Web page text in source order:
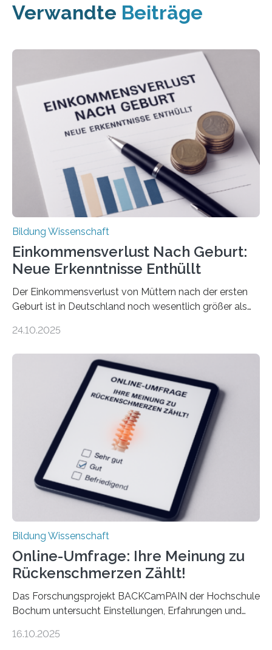
Verwandte Beiträge
Bildung Wissenschaft
Einkommensverlust Nach Geburt:
Neue Erkenntnisse Enthüllt
Der Einkommensverlust von Müttern nach der ersten
Geburt ist in Deutschland noch wesentlich größer als
nach der Geburt durchschnittlich fast 30.000 Euro
langfristigen Auswirkungen auf Karriere und die spätere
Rente. Bisherige Schätzungen lagen bei rund 20.000
Euro und damit etwa 30 Prozent zu niedrig. Zu diesem
Ergebnis kommt eine neue Studie des ZEW Mannheim
mit der Universität Tilburg. „Werden Frauen unter 30
Jahren erstmals…
24.10.2025
Bildung Wissenschaft
Online-Umfrage: Ihre Meinung zu
Rückenschmerzen Zählt!
Das Forschungsprojekt BACKCamPAIN der Hochschule
Bochum untersucht Einstellungen, Erfahrungen und
gehören zu den häufigsten gesundheitlichen
16.10.2025